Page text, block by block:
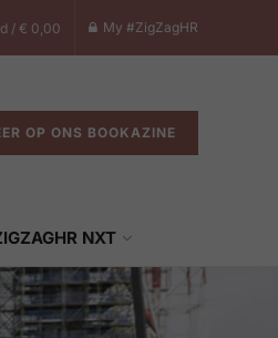
/ € 0,00 My #ZigZagHR
OP ONS BOOKAZINE
NXT